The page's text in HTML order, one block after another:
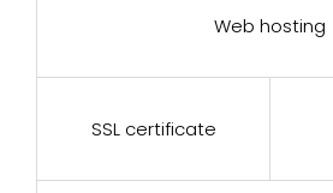
Web hosting
SSL certificate